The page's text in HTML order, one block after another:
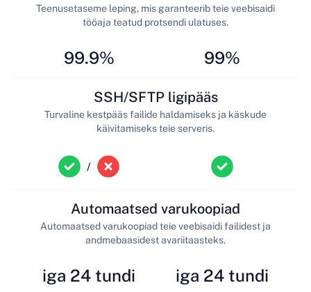
99.9%
Teenusetaseme leping, mis garanteerib teie veebisaidi
tööaja teatud protsendi ulatuses.
99%
/
SSH/SFTP ligipääs
Turvaline kestpääs failide haldamiseks ja käskude
käivitamiseks teie serveris.
iga 24 tundi
Automaatsed varukoopiad
Automaatsed varukoopiad teie veebisaidi failidest ja
andmebaasidest avariitaasteks.
iga 24 tundi